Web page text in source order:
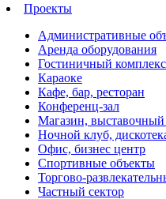
Проекты
Административные
Аренда оборудования
Гостиничный комплекс
Караоке
Кафе, бар, ресторан
Конференц-зал
Магазин, выставочный
Ночной клуб,
Офис, бизнес центр
Спортивные объекты
Торгово-
Частный сектор